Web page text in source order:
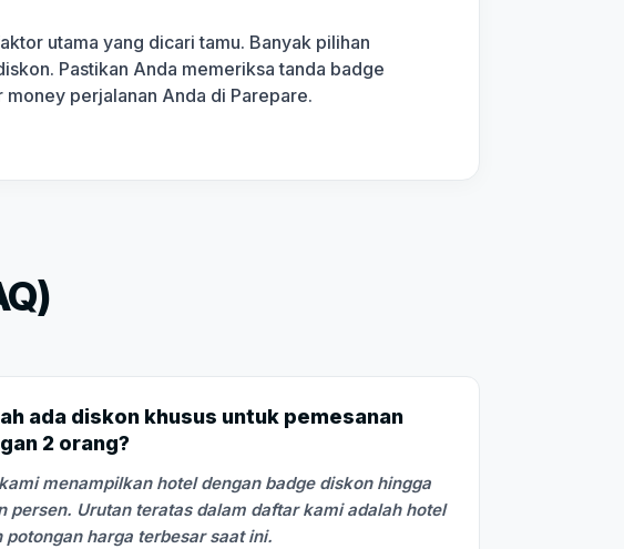
utama yang dicari tamu. Banyak pilihan
Pastikan Anda memeriksa tanda badge
perjalanan Anda di Parepare.
ada diskon khusus untuk pemesanan
2 orang?
menampilkan hotel dengan badge diskon hingga
persen. Urutan teratas dalam daftar kami adalah hotel
potongan harga terbesar saat ini.